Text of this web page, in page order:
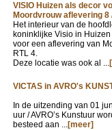
VISIO Huizen als decor
Moordvrouw aflevering 8
Het interieur van de
koninklijke Visio in
voor een aflevering van
RTL 4.
Deze locatie was ook al ...
VICTAS in AVRO's
In de uitzending van 01
uur / AVRO’s Kunstuur
besteed aan ...[meer]